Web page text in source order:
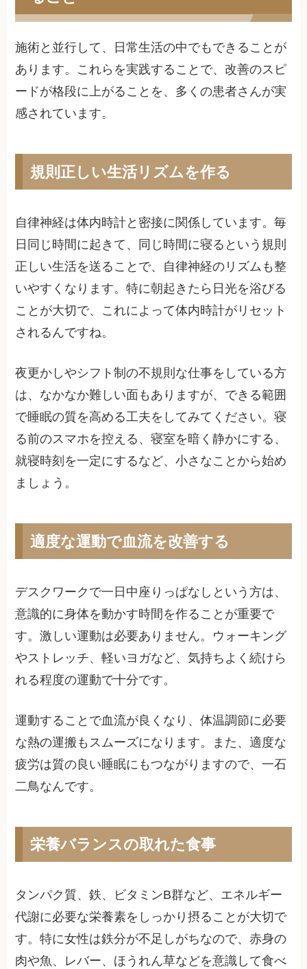
施術と並行して、日常生活の中でもできることが
あります。これらを実践することで、改善のスピ
ードが格段に上がることを、多くの患者さんが実
感されています。
規則正しい生活リズムを作る
自律神経は体内時計と密接に関係しています。毎
日同じ時間に起きて、同じ時間に寝るという規則
正しい生活を送ることで、自律神経のリズムも整
いやすくなります。特に朝起きたら日光を浴びる
ことが大切で、これによって体内時計がリセット
されるんですね。
夜更かしやシフト制の不規則な仕事をしている方
は、なかなか難しい面もありますが、できる範囲
で睡眠の質を高める工夫をしてみてください。寝
る前のスマホを控える、寝室を暗く静かにする、
就寝時刻を一定にするなど、小さなことから始め
ましょう。
適度な運動で血流を改善する
デスクワークで一日中座りっぱなしという方は、
意識的に身体を動かす時間を作ることが重要で
す。激しい運動は必要ありません。ウォーキング
やストレッチ、軽いヨガなど、気持ちよく続けら
れる程度の運動で十分です。
運動することで血流が良くなり、体温調節に必要
な熱の運搬もスムーズになります。また、適度な
疲労は質の良い睡眠にもつながりますので、一石
二鳥なんです。
栄養バランスの取れた食事
タンパク質、鉄、ビタミンB群など、エネルギー
代謝に必要な栄養素をしっかり摂ることが大切で
す。特に女性は鉄分が不足しがちなので、赤身の
肉や魚、レバー、ほうれん草などを意識して食べ